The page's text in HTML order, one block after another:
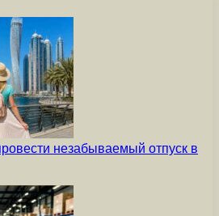
незабываемый отпуск в